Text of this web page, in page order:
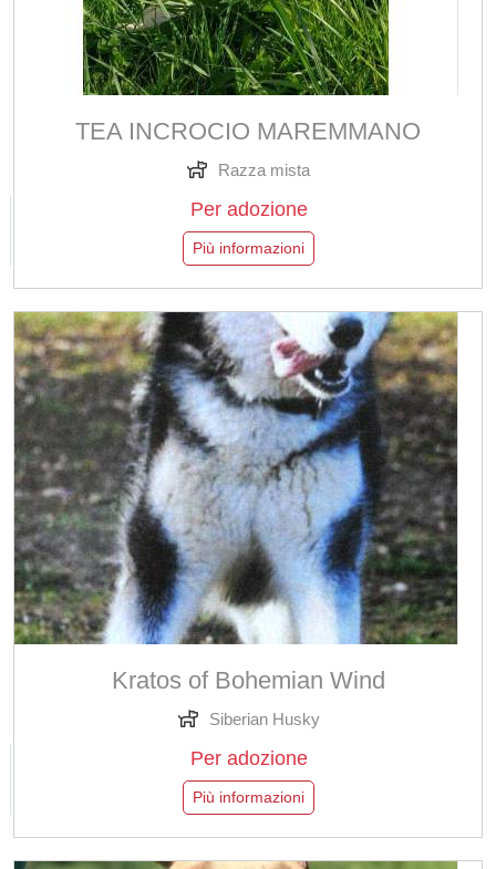
TEA INCROCIO MAREMMANO
Razza mista
Per adozione
Più informazioni
Kratos of Bohemian Wind
Siberian Husky
Per adozione
Più informazioni